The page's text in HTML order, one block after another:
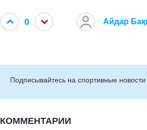
0 Айдар
Подписывайтесь на cпортивные
КОММЕНТАРИИ